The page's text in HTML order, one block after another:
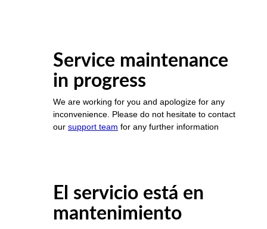
Service maintenance
in progress
We are working for you and apologize for any
inconvenience. Please do not hesitate to contact
our support team for any further information
El servicio está en
mantenimiento